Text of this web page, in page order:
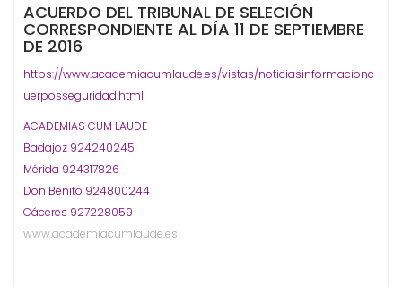
ACUERDO DEL TRIBUNAL DE SELECIÓN
CORRESPONDIENTE AL DÍA 11 DE SEPTIEMBRE
DE 2016
https://www.academiacumlaude.es/vistas/noticiasinformacionc
uerposseguridad.html
ACADEMIAS CUM LAUDE
Badajoz 924240245
Mérida 924317826
Don Benito 924800244
Cáceres 927228059
www.academiacumlaude.es